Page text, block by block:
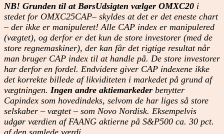
NB! Grunden til at BørsUdsigten vælger OMXC20 i
stedet for OMXC25CAP– skyldes at det er det eneste chart
– der ikke er manipuleret! Alle CAP index er manipulered
(vægtet), og derfor er det kun de store investorer (med de
store regnemaskiner), der kan får det rigtige resultat når
man bruger CAP index til at handle på. De store investorer
har derfor en fordel. Endvidere giver CAP indexene ikke
det korrekte billede af likviditeten i markedet på grund af
vægtningen. Ingen andre aktiemarkeder benytter
Capindex som hovedindeks, selvom de har liges så store
selskaber – vægtet – som Novo Nordisk. Eksempelvis
udgør værdien af FAANG aktierne på S&P500 ca. 30 pct.
af den samlede værdi.